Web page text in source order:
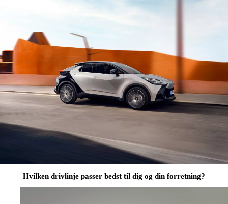
Hvilken drivlinje passer bedst til dig og din forretning?